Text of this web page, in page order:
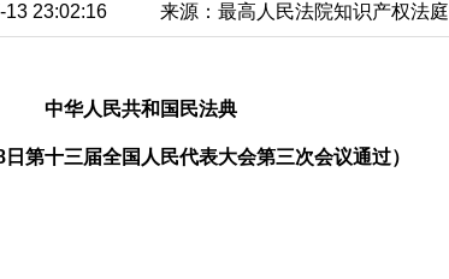
13 23:02:16 来源：最高人民法院知识产权法庭
中华人民共和国民法典
日第十三届全国人民代表大会第三次会议通过）